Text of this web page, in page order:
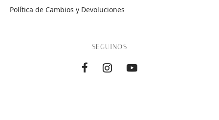
Política de Cambios y Devoluciones
SEGUINOS